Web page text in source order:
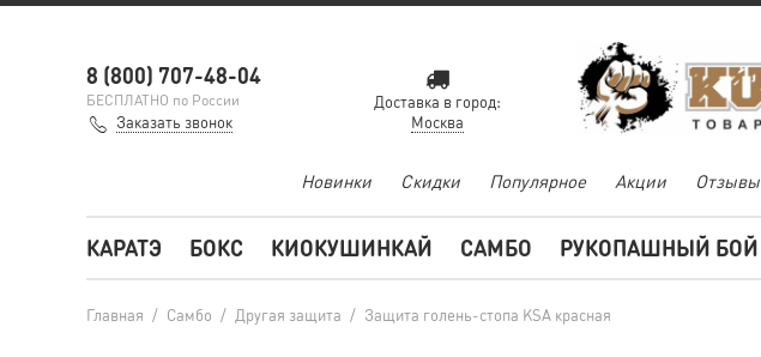
8 (800) 707-48-04
БЕСПЛАТНО по России
Заказать звонок
Доставка в город:
Москва
Новинки Скидки Популярное Акции Отзывы
КАРАТЭ БОКС КИОКУШИНКАЙ САМБО РУКОПАШНЫЙ БОЙ
Главная / Самбо / Другая защита / Защита голень-стопа KSA красная